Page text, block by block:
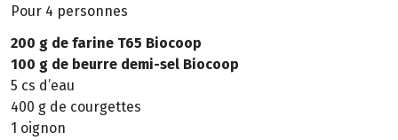
Pour 4 personnes
200 g de farine T65 Biocoop
100 g de beurre demi-sel Biocoop
5 cs d’eau
400 g de courgettes
1 oignon